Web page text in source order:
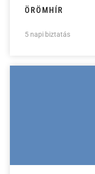
ÖRÖMHÍR
5 napi biztatás